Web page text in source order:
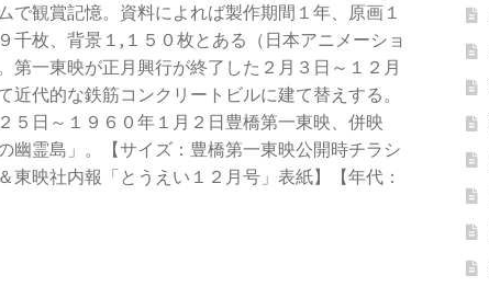
で観賞記憶。資料によれば製作期間１年、原画１
千枚、背景１,１５０枚とある（日本アニメーショ
第一東映が正月興行が終了した２月３日～１２月
近代的な鉄筋コンクリートビルに建て替えする。
５日～１９６０年１月２日豊橋第一東映、併映
幽霊島」。【サイズ：豊橋第一東映公開時チラシ
東映社内報「とうえい１２月号」表紙】【年代：